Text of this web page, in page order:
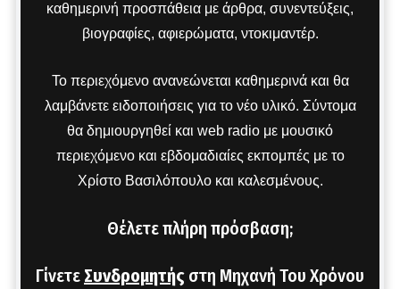
καθημερινή προσπάθεια με άρθρα, συνεντεύξεις,
βιογραφίες, αφιερώματα, ντοκιμαντέρ.
Το περιεχόμενο ανανεώνεται καθημερινά και θα
λαμβάνετε ειδοποιήσεις για το νέο υλικό. Σύντομα
θα δημιουργηθεί και web radio με μουσικό
περιεχόμενο και εβδομαδιαίες εκπομπές με το
Χρίστο Βασιλόπουλο και καλεσμένους.
Θέλετε πλήρη πρόσβαση;
Γίνετε Συνδρομητής στη Μηχανή Του Χρόνου